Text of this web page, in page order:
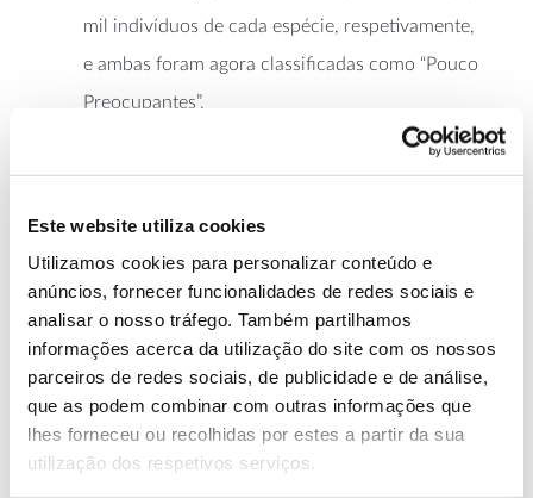
Este website utiliza cookies
Utilizamos cookies para personalizar conteúdo e
anúncios, fornecer funcionalidades de redes sociais e
analisar o nosso tráfego. Também partilhamos
informações acerca da utilização do site com os nossos
parceiros de redes sociais, de publicidade e de análise,
que as podem combinar com outras informações que
lhes forneceu ou recolhidas por estes a partir da sua
utilização dos respetivos serviços.
mil indivíduos de cada espécie, respetivamente,
e ambas foram agora classificadas como “Pouco
Preocupantes”.
A redução destas populações (e a extinção das
outras 10 espécies de aves endémicas) na Ilha de
Rodrigues foi causada pela desflorestação de
terras para instalação de campos agrícolas, pelo
pastoreio e pela introdução de predadores
exóticos. Já a recuperação reflete os esforços de
restauro, liderados por uma organização local
que tem vindo a recuperar e expandir as
florestas nativas de Rodrigues.